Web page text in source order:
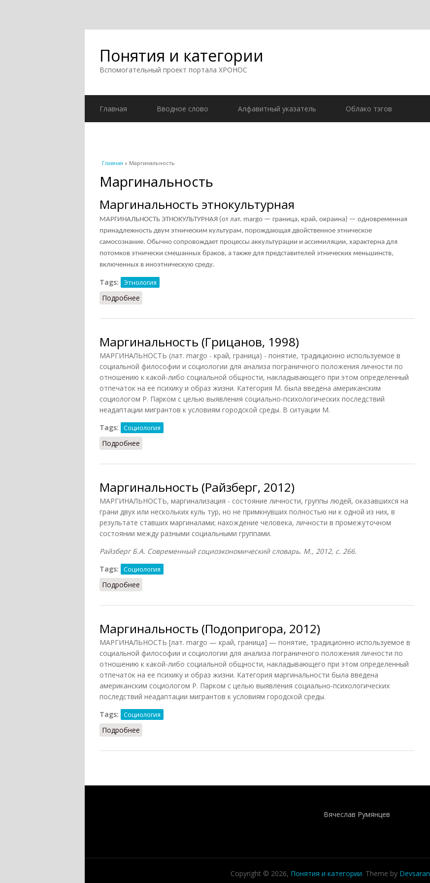
Понятия и категории
Вспомогательный проект портала ХРОНОС
Главная Вводное слово Алфавитный указатель Облако тэгов
Вы здесь
Главная » Маргинальность
Маргинальность
Маргинальность этнокультурная
МАРГИНАЛЬНОСТЬ ЭТНОКУЛЬТУРНАЯ (от лат. margo — граница, край, окраина) — одновременная
принадлежность двум этническим культурам, порождающая двойственное этническое
самосознание. Обычно сопровождает процессы аккультурации и ассимиляции, характерна для
потомков этнически смешанных браков, а также для представителей этнических меньшинств,
включенных в иноэтническую среду.
Tags: Этнология
Подробнее
Маргинальность (Грицанов, 1998)
МАРГИНАЛЬНОСТЬ (лат. margo - край, граница) - понятие, традиционно используемое в
социальной философии и социологии для анализа пограничного положения личности по
отношению к какой-либо социальной общности, накладывающего при этом определенный
отпечаток на ее психику и образ жизни. Категория М. была введена американским
социологом Р. Парком с целью выявления социально-психологических последствий
неадаптации мигрантов к условиям городской среды. В ситуации М.
Tags:
Социология
Подробнее
Маргинальность (Райзберг, 2012)
МАРГИНАЛЬНОСТЬ, маргинализация - состояние личности, группы людей, оказавшихся на
грани двух или нескольких куль тур, но не примкнувших полностью ни к одной из них, в
результате ставших маргиналами; нахождение человека, личности в промежуточном
состоянии между разными социальными группами.
Райзберг Б.А. Современный социоэкономический словарь. М., 2012, с. 266.
Tags:
Социология
Подробнее
Маргинальность (Подопригора, 2012)
МАРГИНАЛЬНОСТЬ [лат. margo — край, граница] — понятие, традиционно используемое в
социальной философии и социологии для анализа пограничного положения личности по
отношению к какой-либо социальной общности, накладывающего при этом определенный
отпечаток на ее психику и образ жизни. Категория маргинальности была введена
американским социологом Р. Парком с целью выявления социально-психологических
последствий неадаптации мигрантов к условиям городской среды.
Tags:
Социология
Подробнее
Вячеслав Румянцев
Copyright © 2026, Понятия и категории. Theme by Devsaran